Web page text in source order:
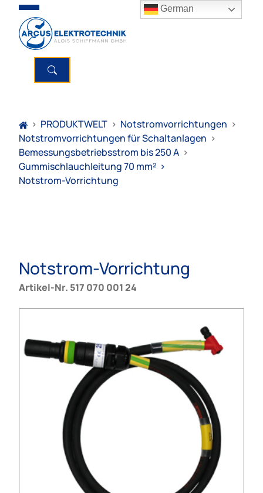
> PRODUKTWELT > Notstromvorrichtungen >
Notstromvorrichtungen für Schaltanlagen >
Bemessungsbetriebsstrom bis 250 A >
Gummischlauchleitung 70 mm² >
Notstrom-Vorrichtung
Notstrom-Vorrichtung
Artikel-Nr. 517 070 001 24
German